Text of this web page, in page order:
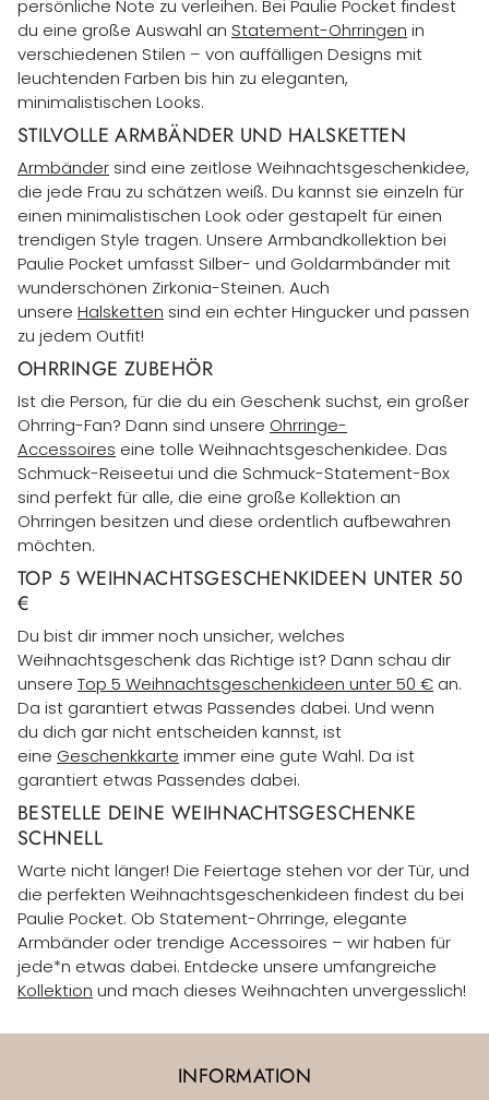
persönliche Note zu verleihen. Bei Paulie Pocket findest
du eine große Auswahl an Statement-Ohrringen in
verschiedenen Stilen – von auffälligen Designs mit
leuchtenden Farben bis hin zu eleganten,
minimalistischen Looks.
STILVOLLE ARMBÄNDER UND HALSKETTEN
Armbänder sind eine zeitlose Weihnachtsgeschenkidee,
die jede Frau zu schätzen weiß. Du kannst sie einzeln für
einen minimalistischen Look oder gestapelt für einen
trendigen Style tragen. Unsere Armbandkollektion bei
Paulie Pocket umfasst Silber- und Goldarmbänder mit
wunderschönen Zirkonia-Steinen. Auch
unsere Halsketten sind ein echter Hingucker und passen
zu jedem Outfit!
OHRRINGE ZUBEHÖR
Ist die Person, für die du ein Geschenk suchst, ein großer
Ohrring-Fan? Dann sind unsere Ohrringe-
Accessoires eine tolle Weihnachtsgeschenkidee. Das
Schmuck-Reiseetui und die Schmuck-Statement-Box
sind perfekt für alle, die eine große Kollektion an
Ohrringen besitzen und diese ordentlich aufbewahren
möchten.
TOP 5 WEIHNACHTSGESCHENKIDEEN UNTER 50
€
Du bist dir immer noch unsicher, welches
Weihnachtsgeschenk das Richtige ist? Dann schau dir
unsere Top 5 Weihnachtsgeschenkideen unter 50 € an.
Da ist garantiert etwas Passendes dabei. Und wenn
du dich gar nicht entscheiden kannst, ist
eine Geschenkkarte immer eine gute Wahl. Da ist
garantiert etwas Passendes dabei.
BESTELLE DEINE WEIHNACHTSGESCHENKE
SCHNELL
Warte nicht länger! Die Feiertage stehen vor der Tür, und
die perfekten Weihnachtsgeschenkideen findest du bei
Paulie Pocket. Ob Statement-Ohrringe, elegante
Armbänder oder trendige Accessoires – wir haben für
jede*n etwas dabei. Entdecke unsere umfangreiche
Kollektion und mach dieses Weihnachten unvergesslich!
INFORMATION